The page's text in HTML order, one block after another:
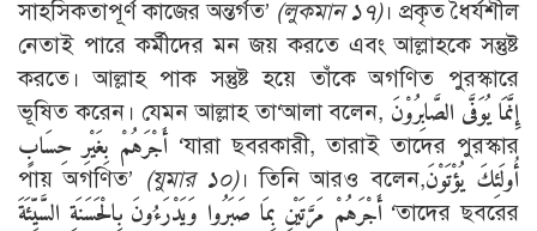
সাহসিকতাপূর্ণ কাজের অন্তর্গত’ (লুকমান ১৭)। প্রকৃত ধৈর্যশীল
নেতাই পারে কর্মীদের মন জয় করতে এবং আল্লাহকে সন্তুষ্ট
করতে। আল্লাহ পাক সন্তুষ্ট হয়ে তাঁকে অগণিত পুরস্কারে
ভূষিত করেন। যেমন আল্লাহ তা‘আলা বলেন, إِنَّمَا يُوَفَّى الصَّابِرُوْنَ
أَجْرَهُمْ بِغَيْرِ حِسَابٍ ‘যারা ছবরকারী, তারাই তাদের পুরস্কার
পায় অগণিত’ (যুমার ১০)। তিনি আরও বলেন,أُولَئِكَ يُؤْتَوْنَ
أَجْرَهُمْ مَرَّتَيْنِ بِمَا صَبَرُوا وَيَدْرَءُونَ بِالْحَسَنَةِ السَّيِّئَةَ ‘তাদের ছবরের